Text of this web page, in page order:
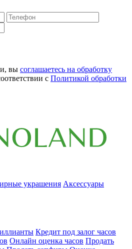
вы соглашаетесь на обработку
с Политикой обработки
украшения Аксессуары
Кредит под залог часов
Онлайн оценка часов Продать